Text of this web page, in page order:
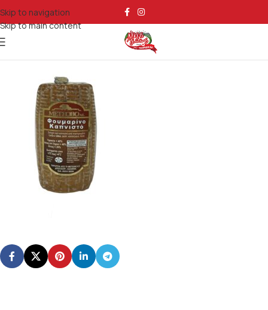
Skip to navigation
Skip to main content
foumarino-kapnisto